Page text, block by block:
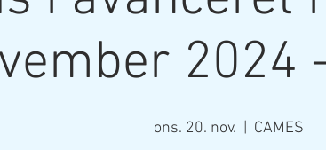
2024
ons. 20. nov. CAMES